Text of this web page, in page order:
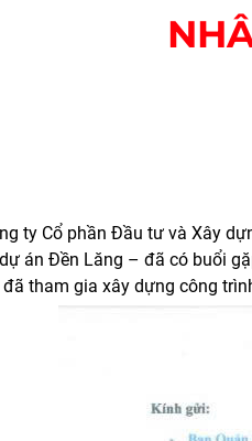
ty Cổ phần Đầu tư và Xây
án Đền Lăng – đã có buổi
tham gia xây dựng công